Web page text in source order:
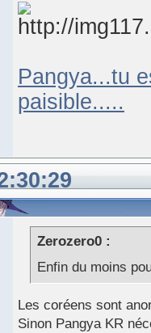
Pangya...tu
paisible.....
Zerozero0 :
Enfin du moins
Les coréens sont
Sinon Pangya KR